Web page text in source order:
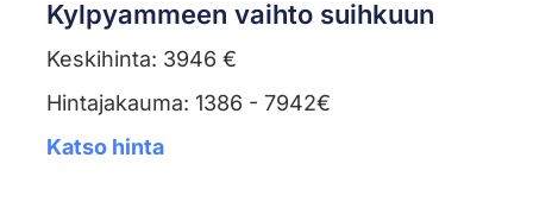
Kylpyammeen vaihto suihkuun
Keskihinta: 3946 €
Hintajakauma: 1386 - 7942€
Katso hinta